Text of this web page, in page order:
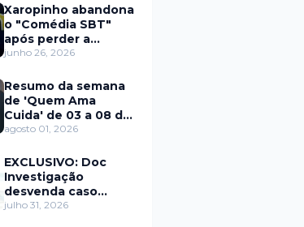
Xaropinho abandona
o "Comédia SBT"
após perder a
paciência com Sarro
junho 26, 2026
Resumo da semana
de 'Quem Ama
Cuida' de 03 a 08 de
agosto
agosto 01, 2026
EXCLUSIVO: Doc
Investigação
desvenda caso
Eduardo Martins e
julho 31, 2026